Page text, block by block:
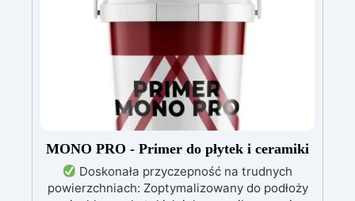
metalicznymi proszkami dla unikalnych efektów
kolorystycznych.
Łatwa aplikacja:
Bezrozpuszczalnikowa i bezwonna, 1 kg
pokrywa około 1 m² (przy grubości 1 mm).
MONO PRO - Primer do płytek i ceramiki
Doskonała przyczepność na trudnych
powierzchniach: Zoptymalizowany do podłoży